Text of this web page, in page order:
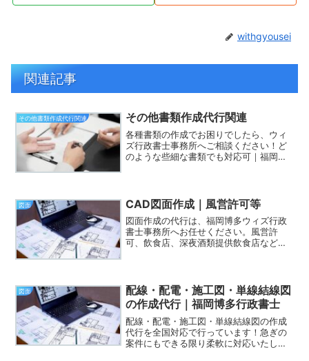
withgyousei
関連記事
その他書類作成代行関連 その他書類作成代行関連
各種書類の作成でお困りでしたら、ウィ
ズ行政書士事務所へご相談ください！ど
のような些細な書類でも対応可｜福岡県
図面 CAD図面作成｜風営許可等
図面作成の代行は、福岡博多ウィズ行政
書士事務所へお任せください。風営許
可、飲食店、深夜酒類提供飲食店など、
図面
配線・配電・施工図・単線結線図
の作成代行｜福岡博多行政書士
配線・配電・施工図・単線結線図の作成
代行を全国対応で行っています！急ぎの
案件にもできる限り柔軟に対応いたしま